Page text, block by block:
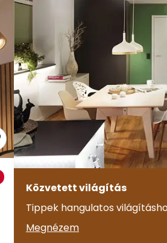
Közvetett világítás
Tippek hangulatos
Megnézem